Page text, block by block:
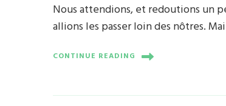
Nous attendions, et redoutions un
allions les passer loin des nôtres.
CONTINUE READING